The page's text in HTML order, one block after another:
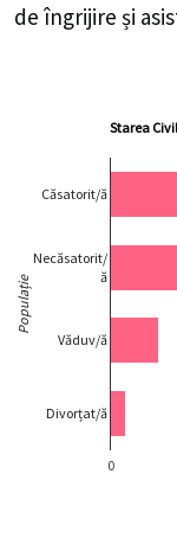
de îngrijire și
Starea
0
Căsatorit/ă
Necăsatorit/
ă
Văduv/ă
Divorțat/ă
Populație